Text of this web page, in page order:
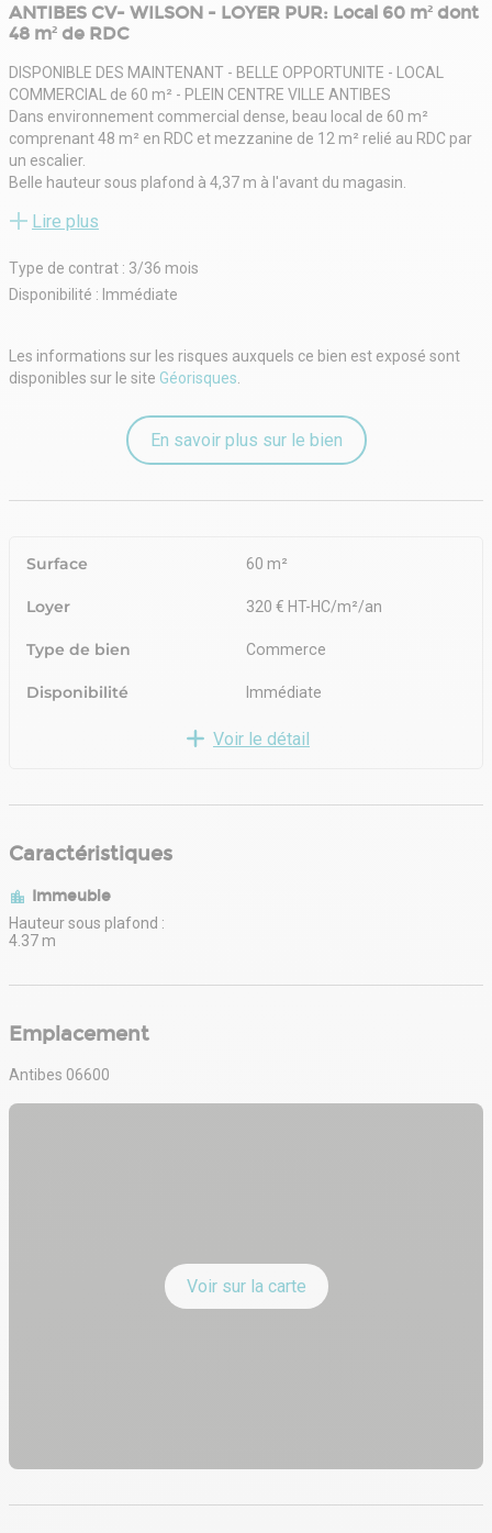
ANTIBES CV- WILSON - LOYER PUR: Local 60 m² dont
48 m² de RDC
DISPONIBLE DES MAINTENANT - BELLE OPPORTUNITE - LOCAL
COMMERCIAL de 60 m² - PLEIN CENTRE VILLE ANTIBES
Dans environnement commercial dense, beau local de 60 m²
comprenant 48 m² en RDC et mezzanine de 12 m² relié au RDC par
un escalier.
Belle hauteur sous plafond à 4,37 m à l'avant du magasin.
Climatisation
Toutes activités possibles sauf alimentaire et restauration
Conditions locatives:
Honoraires d'agence: 5000€ HT à la charge du locataire . TVA en sus.
Environnement: Pharmacie, salle de sport, instituts de beauté (
( SUBWAY), boulangerie, chocolaterie, décoration, téléphonie, MR
Proximité transports en commun et nombreux parkings publics à
-48 m² de RDC avec WC
escalier en colimaçon
Rideau métallique
Place de livraison devant le local
Lire plus
Type de contrat : 3/36 mois
Disponibilité : Immédiate
Les informations sur les risques auxquels ce bien est exposé sont
disponibles sur le site Géorisques.
En savoir plus sur le bien
Surface 60 m²
Loyer 320 € HT-HC/m²/an
Type de bien Commerce
Disponibilité Immédiate
Voir le détail
Caractéristiques
Immeuble
Hauteur sous plafond :
4.37 m
Emplacement
Antibes 06600
Voir sur la carte